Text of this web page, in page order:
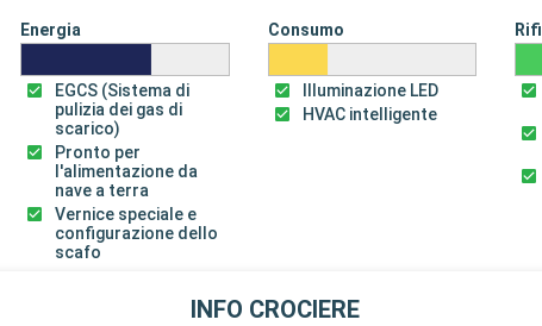
Energia
EGCS (Sistema di
pulizia dei gas di
scarico)
Pronto per
l'alimentazione da
nave a terra
Vernice speciale e
configurazione dello
scafo
Consumo
Illuminazione LED
HVAC intelligente
INFO CROCIERE